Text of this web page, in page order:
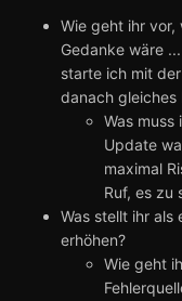
Wie geht ihr vor,
Gedanke wäre
starte ich mit
danach
Was muss
Update
maximal
Ruf, es zu
Was stellt ihr als
erhöhen?
Wie geht